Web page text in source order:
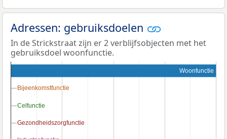
Adressen: gebruiksdoelen
In de Strickstraat zijn er 2 verblijfsobjecten met het
gebruiksdoel woonfunctie.
Woonfunctie
Bijeenkomstfunctie
Bijeenkomstfunctie
Celfunctie
Celfunctie
Gezondheidszorgfunctie
Gezondheidszorgfunctie